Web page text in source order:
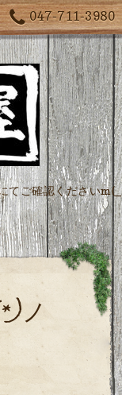
047-711-3980
てご確認くださいm(_
ノ